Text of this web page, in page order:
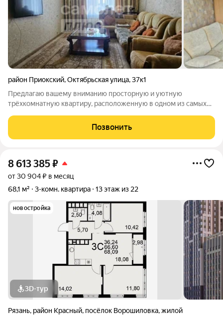
район Приокский,Октябрьская улица,37к1
Предлагаю вашему вниманию просторную и уютную
трёхкомнатную квартиру, расположенную в одном из самых
идеальный вариант для тех, кто ценит комфорт, тишину и
близость к природе, не отказываясь
Позвонить
8 613 385₽
от 30 904 ₽ в месяц
68,1 м²
3-комн. квартира 13 этаж из 22
новостройка
3D-тур
Рязань, район Красный, посёлок Ворошиловка,жилой